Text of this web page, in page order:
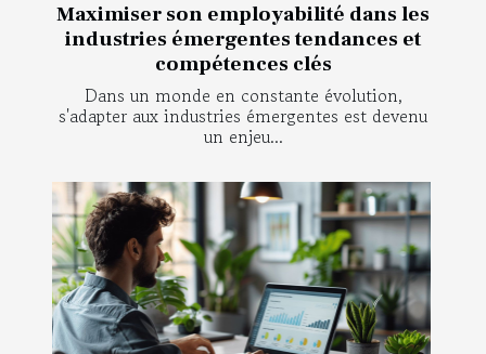
Maximiser son employabilité dans les
industries émergentes tendances et
compétences clés
Dans un monde en constante évolution,
s'adapter aux industries émergentes est devenu
un enjeu...